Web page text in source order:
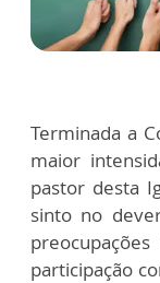
Terminada a
maior
pastor desta
sinto no
participação